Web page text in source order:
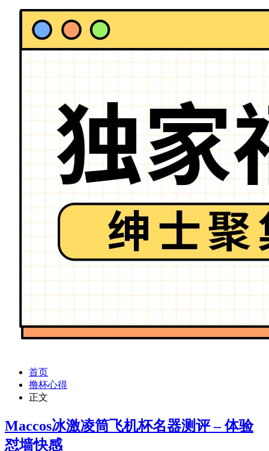
首页
撸杯心得
正文
Maccos冰激凌筒飞机杯名器测评 – 体验
怼墙快感